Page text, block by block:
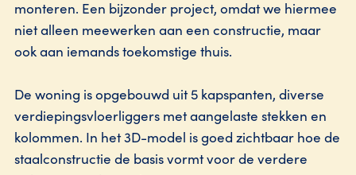
monteren. Een bijzonder project, omdat we hiermee
niet alleen meewerken aan een constructie, maar
ook aan iemands toekomstige thuis.
De woning is opgebouwd uit 5 kapspanten, diverse
verdiepingsvloerliggers met aangelaste stekken en
kolommen. In het 3D-model is goed zichtbaar hoe de
staalconstructie de basis vormt voor de verdere